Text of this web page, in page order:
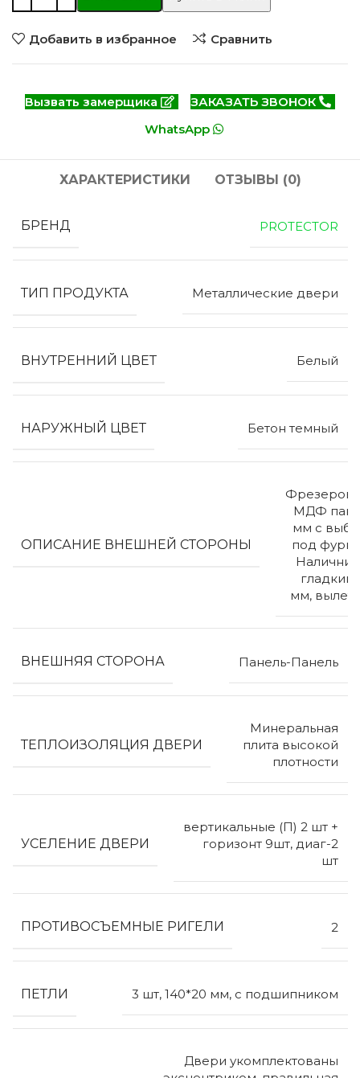
Добавить в избранное Сравнить
Вызвать замерщика
ЗАКАЗАТЬ ЗВОНОК
WhatsApp
ХАРАКТЕРИСТИКИ ОТЗЫВЫ (0)
БРЕНД PROTECTOR
ТИП ПРОДУКТА Металлические двери
ВНУТРЕННИЙ ЦВЕТ Белый
НАРУЖНЫЙ ЦВЕТ Бетон темный
ОПИСАНИЕ ВНЕШНЕЙ СТОРОНЫ
МДФ
мм с
под
гладкий
мм, вылет
ВНЕШНЯЯ СТОРОНА Панель-Панель
ТЕПЛОИЗОЛЯЦИЯ ДВЕРИ
Минеральная
плита высокой
плотности
УСЕЛЕНИЕ ДВЕРИ
вертикальные (П) 2 шт +
горизонт 9шт, диаг-2
шт
ПРОТИВОСЪЕМНЫЕ РИГЕЛИ 2
ПЕТЛИ 3 шт, 140*20 мм, с подшипником
Двери укомплектованы